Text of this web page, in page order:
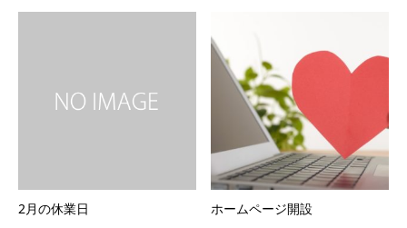
2月の休業日 ホームページ開設